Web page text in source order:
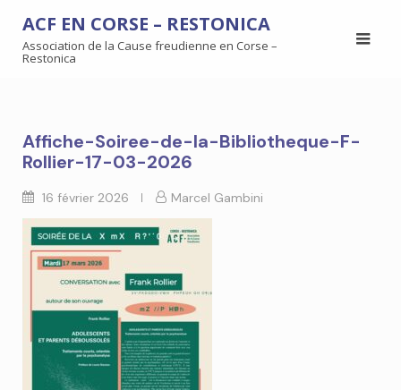
ACF EN CORSE – RESTONICA
Association de la Cause freudienne en Corse –
Restonica
Affiche-Soiree-de-la-Bibliotheque-F-
Rollier-17-03-2026
16 février 2026 Marcel Gambini